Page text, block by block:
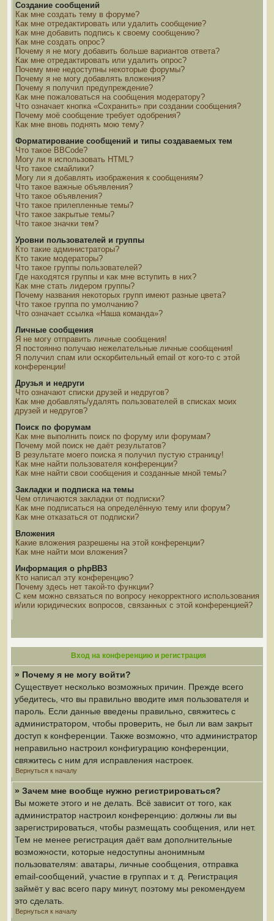
Создание сообщений
Как мне создать тему в форуме?
Как мне отредактировать или удалить сообщение?
Как мне добавить подпись к своему сообщению?
Как мне создать опрос?
Почему я не могу добавить больше вариантов ответа?
Как мне отредактировать или удалить опрос?
Почему мне недоступны некоторые форумы?
Почему я не могу добавлять вложения?
Почему я получил предупреждение?
Как мне пожаловаться на сообщения модератору?
Что означает кнопка «Сохранить» при создании сообщения?
Почему моё сообщение требует одобрения?
Как мне вновь поднять мою тему?
Форматирование сообщений и типы создаваемых тем
Что такое BBCode?
Могу ли я использовать HTML?
Что такое смайлики?
Могу ли я добавлять изображения к сообщениям?
Что такое важные объявления?
Что такое объявления?
Что такое прилепленные темы?
Что такое закрытые темы?
Что такое значки тем?
Уровни пользователей и группы
Кто такие администраторы?
Кто такие модераторы?
Что такое группы пользователей?
Где находятся группы и как мне вступить в них?
Как мне стать лидером группы?
Почему названия некоторых групп имеют разные цвета?
Что такое группа по умолчанию?
Что означает ссылка «Наша команда»?
Личные сообщения
Я не могу отправить личные сообщения!
Я постоянно получаю нежелательные личные сообщения!
Я получил спам или оскорбительный email от кого-то с этой
конференции!
Друзья и недруги
Что означают списки друзей и недругов?
Как мне добавлять/удалять пользователей в списках моих
друзей и недругов?
Поиск по форумам
Как мне выполнить поиск по форуму или форумам?
Почему мой поиск не даёт результатов?
В результате моего поиска я получил пустую страницу!
Как мне найти пользователя конференции?
Как мне найти свои сообщения и созданные мной темы?
Закладки и подписка на темы
Чем отличаются закладки от подписки?
Как мне подписаться на определённую тему или форум?
Как мне отказаться от подписки?
Вложения
Какие вложения разрешены на этой конференции?
Как мне найти мои вложения?
Информация о phpBB3
Кто написал эту конференцию?
Почему здесь нет такой-то функции?
С кем можно связаться по вопросу некорректного использования
и/или юридических вопросов, связанных с этой конференцией?
Вход на конференцию и регистрация
» Почему я не могу войти?
Существует несколько возможных причин. Прежде всего
убедитесь, что вы правильно вводите имя пользователя и
пароль. Если данные введены правильно, свяжитесь с
администратором, чтобы проверить, не был ли вам закрыт
доступ к конференции. Также возможно, что администратор
неправильно настроил конфигурацию конференции,
свяжитесь с ним для исправления настроек.
Вернуться к началу
» Зачем мне вообще нужно регистрироваться?
Вы можете этого и не делать. Всё зависит от того, как
администратор настроил конференцию: должны ли вы
зарегистрироваться, чтобы размещать сообщения, или нет.
Тем не менее регистрация даёт вам дополнительные
возможности, которые недоступны анонимным
пользователям: аватары, личные сообщения, отправка
email-сообщений, участие в группах и т. д. Регистрация
займёт у вас всего пару минут, поэтому мы рекомендуем
это сделать.
Вернуться к началу